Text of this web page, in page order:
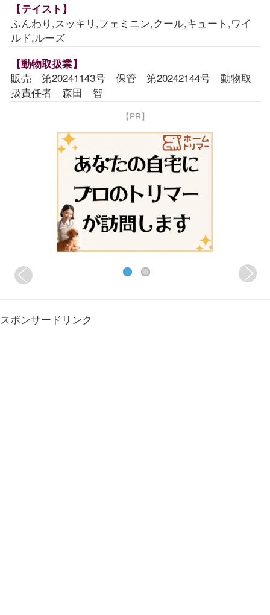
【テイスト】
ふんわり,スッキリ,フェミニン,クール,キュート,ワイ
ルド,ルーズ
【動物取扱業】
販売 第20241143号 保管 第20242144号 動物取
扱責任者 森田 智
【PR】
スポンサードリンク